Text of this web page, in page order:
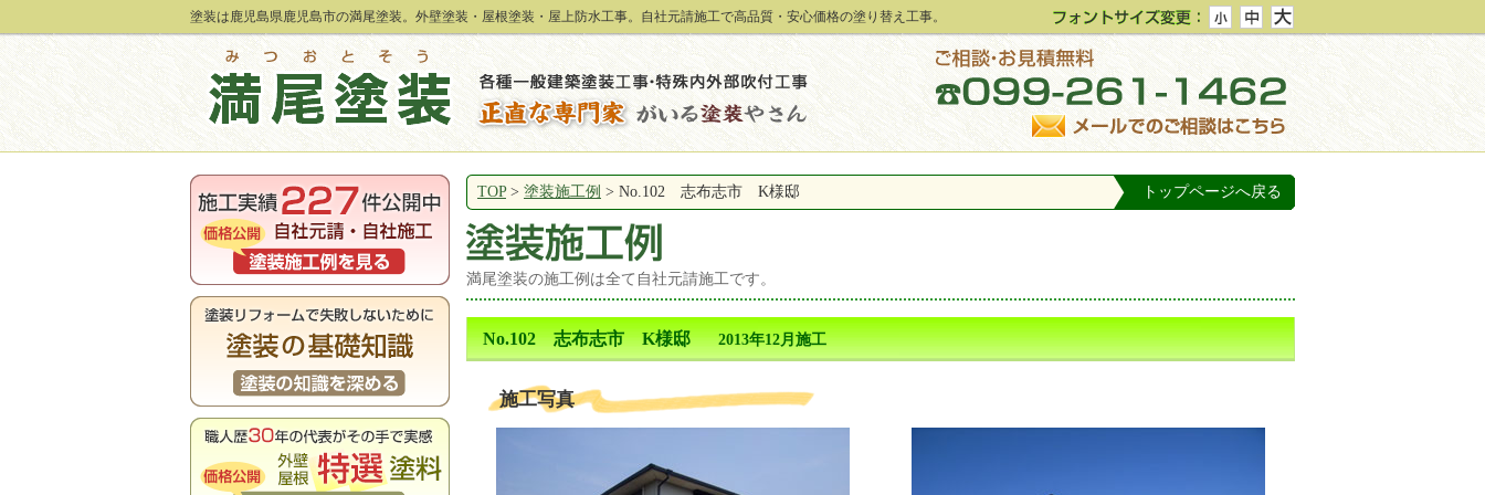
塗装は鹿児島県鹿児島市の満尾塗装。外壁塗装・屋根塗装・屋上防水工事。自社元請施工で高品質・安心価格の塗り替え工事。
TOP> 塗装施工例 > No.102 志布志市 K様邸 トップページへ戻る
満尾塗装の施工例は全て自社元請施工です。
No.102 志布志市 K様邸 2013年12月施工
施工写真